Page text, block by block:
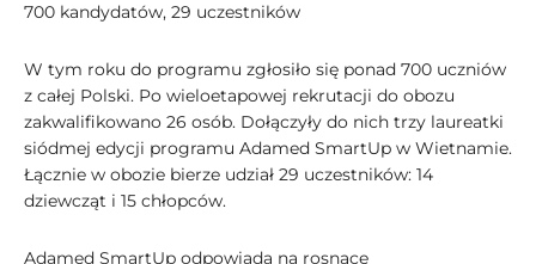
700 kandydatów, 29 uczestników
W tym roku do programu zgłosiło się ponad 700 uczniów
z całej Polski. Po wieloetapowej rekrutacji do obozu
zakwalifikowano 26 osób. Dołączyły do nich trzy laureatki
siódmej edycji programu Adamed SmartUp w Wietnamie.
Łącznie w obozie bierze udział 29 uczestników: 14
dziewcząt i 15 chłopców.
Adamed SmartUp odpowiada na rosnące